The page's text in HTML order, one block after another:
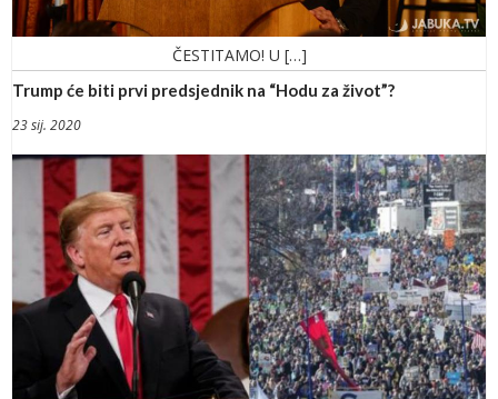
ČESTITAMO! U […]
Trump će biti prvi predsjednik na “Hodu za život”?
23 sij. 2020